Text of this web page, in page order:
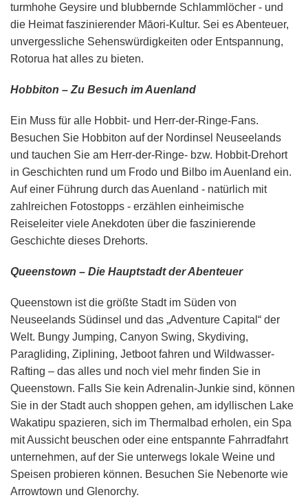
turmhohe Geysire und blubbernde Schlammlöcher - und
die Heimat faszinierender Māori-Kultur. Sei es Abenteuer,
unvergessliche Sehenswürdigkeiten oder Entspannung,
Rotorua hat alles zu bieten.
Hobbiton – Zu Besuch im Auenland
Ein Muss für alle Hobbit- und Herr-der-Ringe-Fans.
Besuchen Sie Hobbiton auf der Nordinsel Neuseelands
und tauchen Sie am Herr-der-Ringe- bzw. Hobbit-Drehort
in Geschichten rund um Frodo und Bilbo im Auenland ein.
Auf einer Führung durch das Auenland - natürlich mit
zahlreichen Fotostopps - erzählen einheimische
Reiseleiter viele Anekdoten über die faszinierende
Geschichte dieses Drehorts.
Queenstown – Die Hauptstadt der Abenteuer
Queenstown ist die größte Stadt im Süden von
Neuseelands Südinsel und das „Adventure Capital“ der
Welt. Bungy Jumping, Canyon Swing, Skydiving,
Paragliding, Ziplining, Jetboot fahren und Wildwasser-
Rafting – das alles und noch viel mehr finden Sie in
Queenstown. Falls Sie kein Adrenalin-Junkie sind, können
Sie in der Stadt auch shoppen gehen, am idyllischen Lake
Wakatipu spazieren, sich im Thermalbad erholen, ein Spa
mit Aussicht beuschen oder eine entspannte Fahrradfahrt
unternehmen, auf der Sie unterwegs lokale Weine und
Speisen probieren können. Besuchen Sie Nebenorte wie
Arrowtown und Glenorchy.